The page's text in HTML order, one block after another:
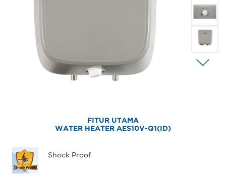
FITUR UTAMA
WATER HEATER AES10V-Q1(ID)
Shock Proof